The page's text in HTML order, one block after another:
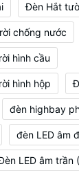
Đèn Hắt
chống nước
hình cầu
hình hộp
đèn highbay
đèn LED âm
LED âm trần